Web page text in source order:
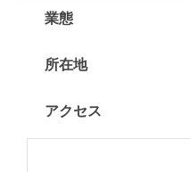
業態
所在地
アクセス